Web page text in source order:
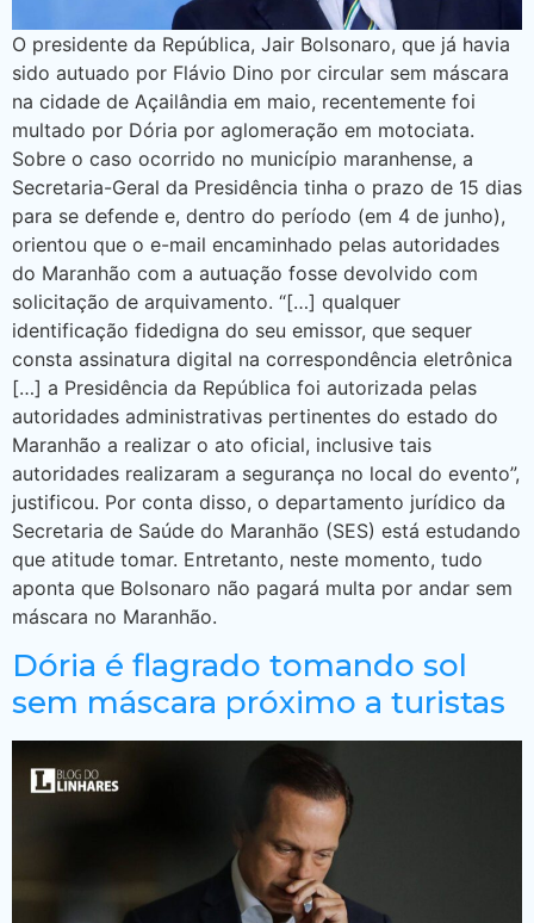
O presidente da República, Jair Bolsonaro, que já havia
sido autuado por Flávio Dino por circular sem máscara
na cidade de Açailândia em maio, recentemente foi
multado por Dória por aglomeração em motociata.
Sobre o caso ocorrido no município maranhense, a
Secretaria-Geral da Presidência tinha o prazo de 15 dias
para se defende e, dentro do período (em 4 de junho),
orientou que o e-mail encaminhado pelas autoridades
do Maranhão com a autuação fosse devolvido com
solicitação de arquivamento. “[…] qualquer
identificação fidedigna do seu emissor, que sequer
consta assinatura digital na correspondência eletrônica
[…] a Presidência da República foi autorizada pelas
autoridades administrativas pertinentes do estado do
Maranhão a realizar o ato oficial, inclusive tais
autoridades realizaram a segurança no local do evento”,
justificou. Por conta disso, o departamento jurídico da
Secretaria de Saúde do Maranhão (SES) está estudando
que atitude tomar. Entretanto, neste momento, tudo
aponta que Bolsonaro não pagará multa por andar sem
máscara no Maranhão.
Dória é flagrado tomando sol
sem máscara próximo a turistas